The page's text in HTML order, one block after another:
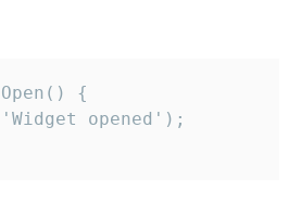
{
opened');